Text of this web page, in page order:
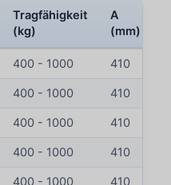
Tragfähigkeit
(kg)
A
(mm)
400 - 1000 410
400 - 1000 410
400 - 1000 410
400 - 1000 410
400 - 1000 410